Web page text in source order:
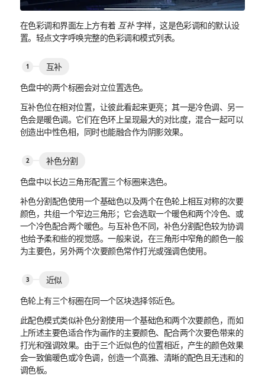
在色彩调和界面左上方有着 互补字样，这是色彩调和的默认设
置。轻点文字呼唤完整的色彩调和模式列表。
互补
色盘中的两个标圈会对立位置选色。
互补色位在相对位置，让彼此看起来更亮；其一是冷色调、另一
色会是暖色调。它们在色环上呈现最大的对比度，混合一起可以
创造出中性色相，同时也能融合作为阴影效果。
补色分割
色盘中以长边三角形配置三个标圈来选色。
补色分割配色使用一个基础色以及两个在色轮上相互对称的次要
颜色，共组一个窄边三角形；它会选取一个暖色和两个冷色、或
一个冷色配合两个暖色。与互补色不同，补色分割配色较为协调
也给予柔和些的视觉感。一般来说，在三角形中窄角的颜色一般
为主要色，另外两个次要颜色常作打光或强调色使用。
近似
色轮上有三个标圈在同一个区块选择邻近色。
此配色模式类似补色分割使用一个基础色和两个次要颜色，而如
上所述主要色适合作为画作的主要颜色、配合两个次要色带来的
打光和强调效果。由于三个近似色的位置相近，产生的颜色效果
会一致偏暖色或冷色调，创造一个高雅、清晰的配色且无违和的
调色板。